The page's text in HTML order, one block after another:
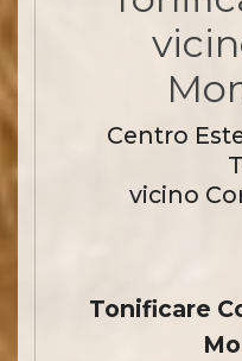
Centro
vicino
Tonificare